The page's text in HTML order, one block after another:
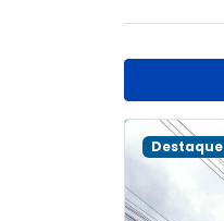
Destaque